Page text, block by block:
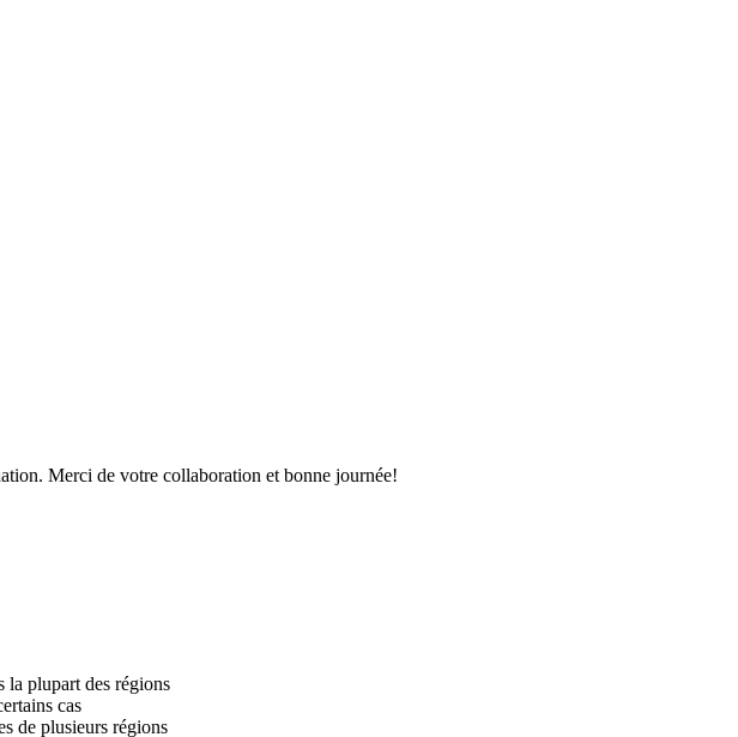
Merci de votre collaboration et bonne journée!
la plupart des régions
cas
de plusieurs régions